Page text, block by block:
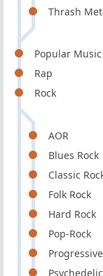
Thrash
Popular Music
Rap
Rock
AOR
Blues Rock
Classic
Folk Rock
Hard Rock
Pop-Rock